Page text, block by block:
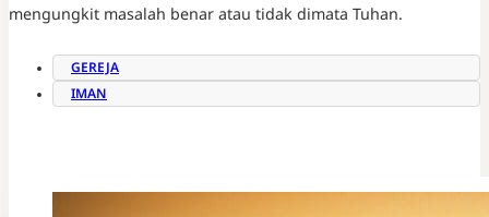
mengungkit masalah benar atau tidak dimata Tuhan.
GEREJA
IMAN